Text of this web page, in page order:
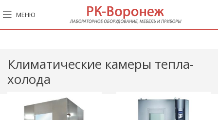
МЕНЮ
Климатические камеры тепла-
холода